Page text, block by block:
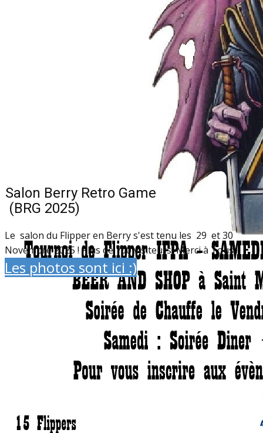
Salon Berry Retro Game
(BRG 2025)
Le salon du Flipper en Berry s'est tenu les 29 et 30
Novembre 2025 ! Plus de 700 visiteurs, Merci à Tous !
Les photos sont ici :)